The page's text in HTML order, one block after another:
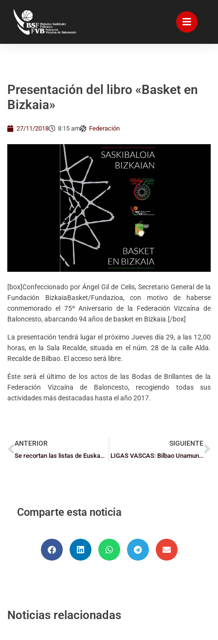
Presentación del libro «Basket en
Bizkaia»
27/11/2018 8:15 am Federación
[box]Confeccionado por Ángel Gil de Celis, Secretario General de la
Fundación BizkaiaBasket/Fundazioa, con motivo de haberse
conmemorado el 75º Aniversario de la Federación Vizcaína de
Baloncesto, abarcando 94 años de basket en Bizkaia.[/box]
La presentación tendrá lugar el próximo Jueves día 29, a las 12,00
horas, en la Sala Recalde, situada en el núm. 28 de la calle Alda.
Recalde de Bilbao. El acceso será libre.
Éste será el último de los actos de las Bodas de Brillantes de la
Federación Vizcaína de Baloncesto, recogiendo todas sus
actividades más destacadas hasta el año 2017.
ANTERIOR
Se recortan las listas de Euskadi y siguen adelanten 21 bizkainos y bizkainas
SIGUIENTE
LIGAS VASCAS: Bilbao Unamuno sorprende al Easo en Cadete Masculina
Comparte esta noticia
Noticias relacionadas